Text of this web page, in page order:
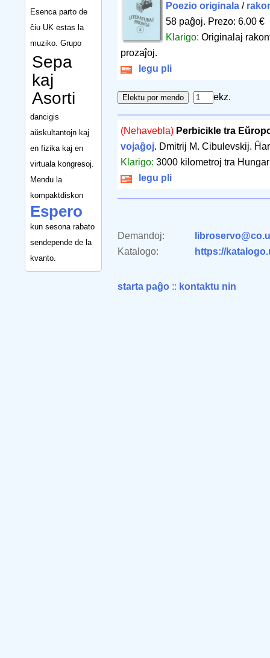
Esenca parto de
ĉiu UK estas la
muziko. Grupo
Sepa
kaj
Asorti
dancigis
aŭskultantojn kaj
en fizika kaj en
virtuala kongresoj.
Mendu la
kompaktdiskon
Espero
kun sesona rabato
sendepende de la
kvanto.
Poezio originala /
58 paĝoj. Prezo: 6.00 €
Klarigo: Originalaj
prozaĵoj.
legu pli
ekz.
(Nehavebla) Perbicikle tra
vojaĝoj. Dmitrij M. Cibulevskij.
Klarigo: 3000 kilometroj tra
legu pli
Demandoj:
Katalogo:
https://
starta paĝo :: kontaktu nin